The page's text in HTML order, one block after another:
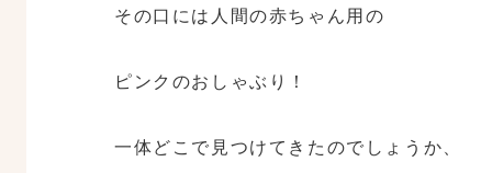
その口には人間の赤ちゃん用の
ピンクのおしゃぶり！
一体どこで見つけてきたのでしょうか、